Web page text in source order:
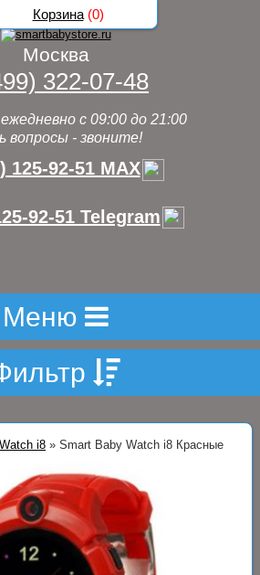
Москва
322-07-48
с 09:00 до 21:00
вопросы - звоните!
125-92-51 MAX
92-51 Telegram
Меню
i8 » Smart Baby Watch i8 Красные
Корзина(0)